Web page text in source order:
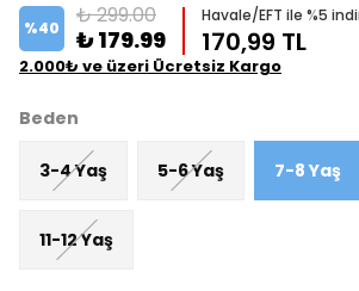
%40 ₺ 299.00
₺ 179.99
Havale/EFT ile %5
170,99 TL
2.000₺ ve üzeri Ücretsiz Kargo
Beden
3-4 Yaş 5-6 Yaş 7-8 Yaş
11-12 Yaş